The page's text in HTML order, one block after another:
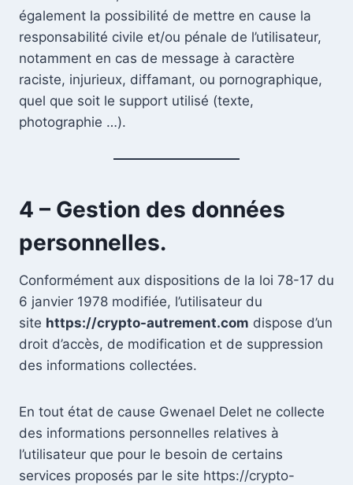
également la possibilité de mettre en cause la
responsabilité civile et/ou pénale de l’utilisateur,
notamment en cas de message à caractère
raciste, injurieux, diffamant, ou pornographique,
quel que soit le support utilisé (texte,
photographie …).
4 – Gestion des données
personnelles.
Conformément aux dispositions de la loi 78-17 du
6 janvier 1978 modifiée, l’utilisateur du
site https://crypto-autrement.com dispose d’un
droit d’accès, de modification et de suppression
des informations collectées.
En tout état de cause Gwenael Delet ne collecte
des informations personnelles relatives à
l’utilisateur que pour le besoin de certains
services proposés par le site https://crypto-